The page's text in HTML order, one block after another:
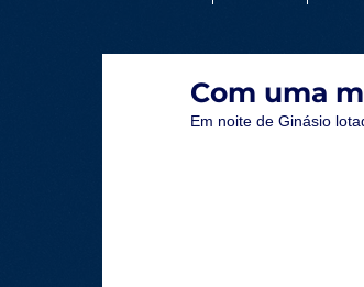
Com uma
Em noite de Ginásio